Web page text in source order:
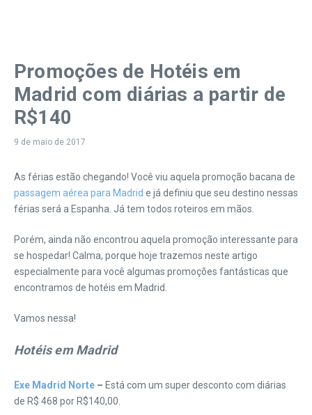
Promoções de Hotéis em
Madrid com diárias a partir de
R$140
9 de maio de 2017
As férias estão chegando! Você viu aquela promoção bacana de
passagem aérea para Madrid e já definiu que seu destino nessas
férias será a Espanha. Já tem todos roteiros em mãos.
Porém, ainda não encontrou aquela promoção interessante para
se hospedar! Calma, porque hoje trazemos neste artigo
especialmente para você algumas promoções fantásticas que
encontramos de hotéis em Madrid.
Vamos nessa!
Hotéis em Madrid
Exe Madrid Norte – Está com um super desconto com diárias
de R$ 468 por R$140,00.